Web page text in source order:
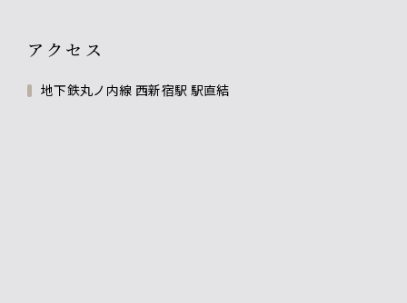
アクセス
地下鉄丸ノ内線 西新宿駅 駅直結